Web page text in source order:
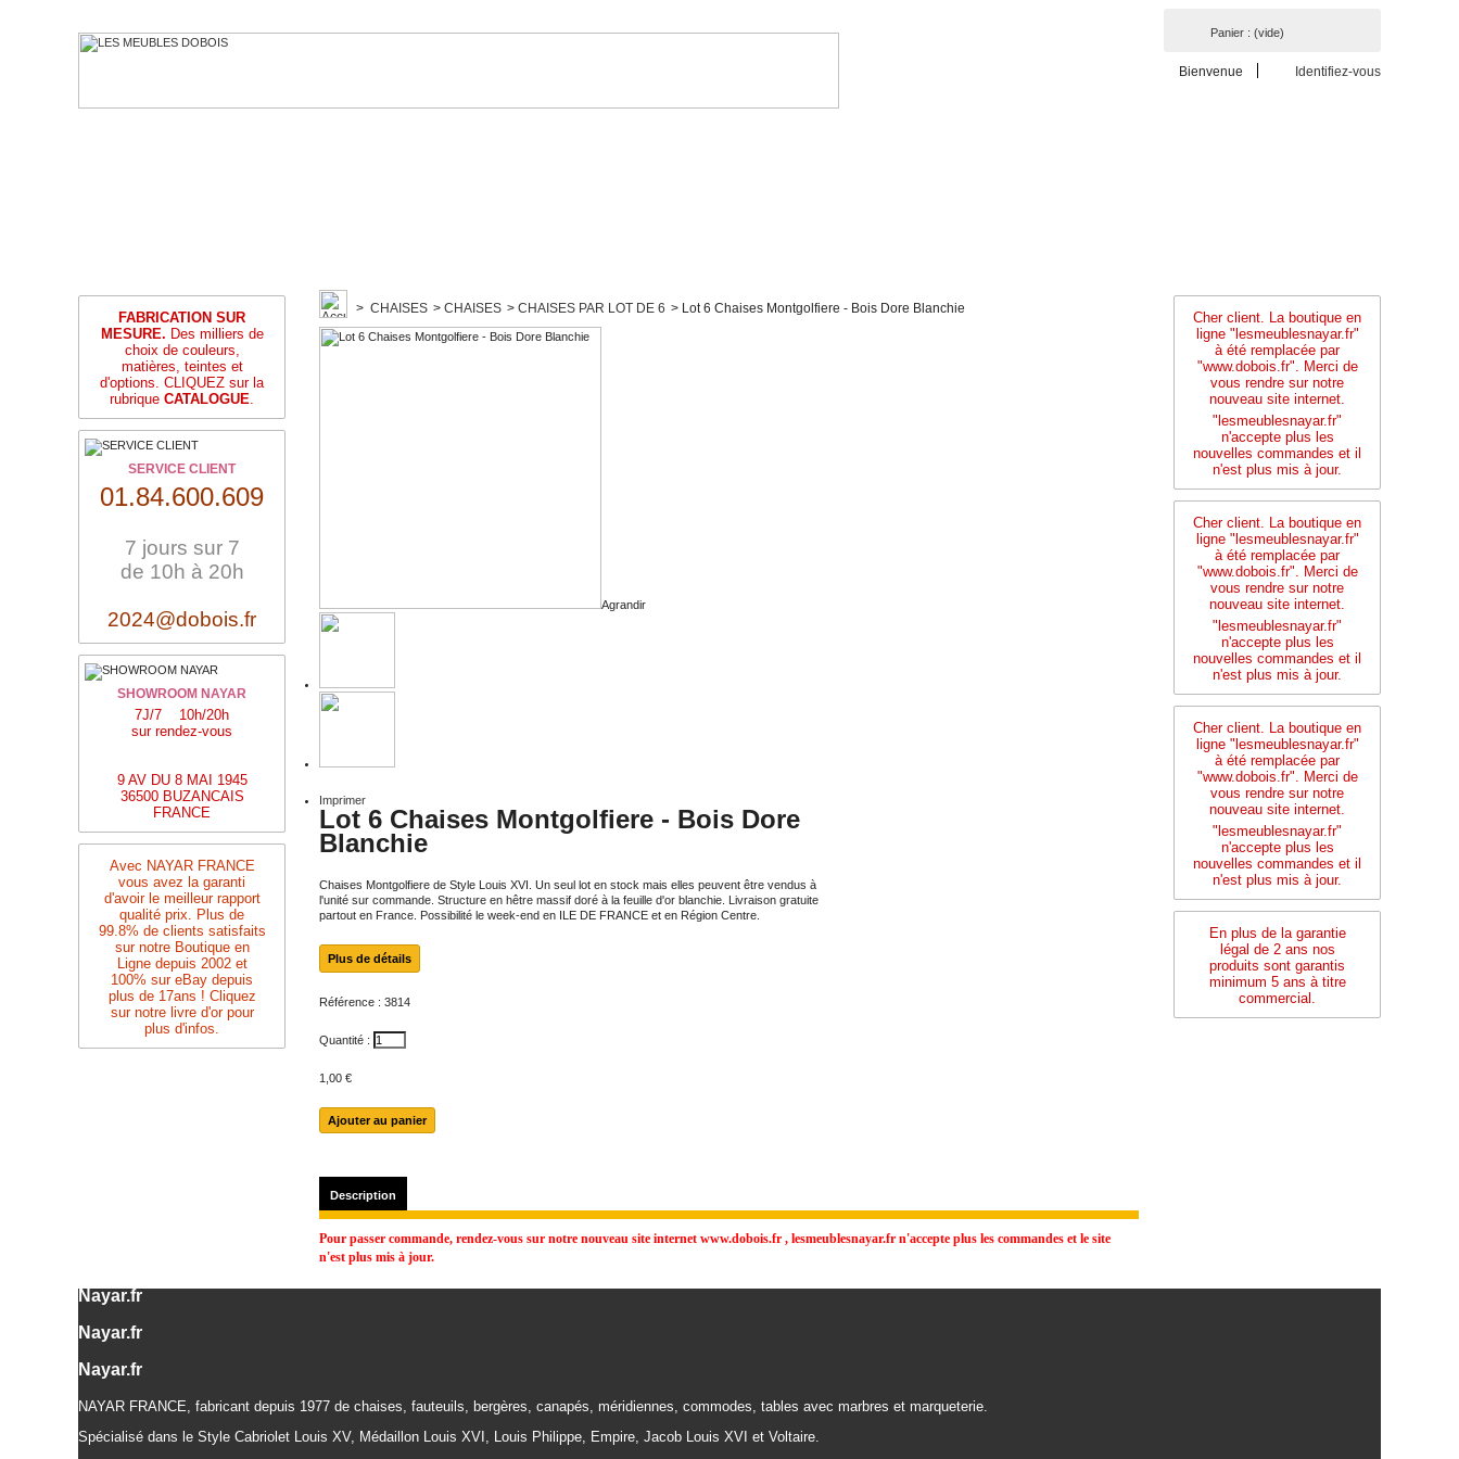
Panier : (vide)
Bienvenue Identifiez-vous
FABRICATION SUR
MESURE. Des milliers de
choix de couleurs,
matières, teintes et
d'options. CLIQUEZ sur la
rubrique CATALOGUE.
SERVICE CLIENT
01.84.600.609
7 jours sur 7
de 10h à 20h
2024@dobois.fr
SHOWROOM NAYAR
7J/7 10h/20h
sur rendez-vous
9 AV DU 8 MAI 1945
36500 BUZANCAIS
FRANCE
Avec NAYAR FRANCE
vous avez la garanti
d'avoir le meilleur rapport
qualité prix. Plus de
99.8% de clients satisfaits
sur notre Boutique en
Ligne depuis 2002 et
100% sur eBay depuis
plus de 17ans ! Cliquez
sur notre livre d'or pour
plus d'infos.
> CHAISES > CHAISES > CHAISES PAR LOT DE 6 > Lot 6 Chaises Montgolfiere - Bois Dore Blanchie
Agrandir
Imprimer
Lot 6 Chaises Montgolfiere - Bois Dore
Blanchie
Chaises Montgolfiere de Style Louis XVI. Un seul lot en stock mais elles peuvent être vendus à
l'unité sur commande. Structure en hêtre massif doré à la feuille d'or blanchie. Livraison gratuite
partout en France. Possibilité le week-end en ILE DE FRANCE et en Région Centre.
Plus de détails
Référence : 3814
Quantité :
1,00 €
Description
Pour passer commande, rendez-vous sur notre nouveau site internet www.dobois.fr , lesmeublesnayar.fr n'accepte plus les commandes et le site
n'est plus mis à jour.
Cher client. La boutique en
ligne "lesmeublesnayar.fr"
à été remplacée par
"www.dobois.fr". Merci de
vous rendre sur notre
nouveau site internet.
"lesmeublesnayar.fr"
n'accepte plus les
nouvelles commandes et il
n'est plus mis à jour.
Cher client. La boutique en
ligne "lesmeublesnayar.fr"
à été remplacée par
"www.dobois.fr". Merci de
vous rendre sur notre
nouveau site internet.
"lesmeublesnayar.fr"
n'accepte plus les
nouvelles commandes et il
n'est plus mis à jour.
Cher client. La boutique en
ligne "lesmeublesnayar.fr"
à été remplacée par
"www.dobois.fr". Merci de
vous rendre sur notre
nouveau site internet.
"lesmeublesnayar.fr"
n'accepte plus les
nouvelles commandes et il
n'est plus mis à jour.
En plus de la garantie
légal de 2 ans nos
produits sont garantis
minimum 5 ans à titre
commercial.
Nayar.fr
Nayar.fr
Nayar.fr
NAYAR FRANCE, fabricant depuis 1977 de chaises, fauteuils, bergères, canapés, méridiennes, commodes, tables avec marbres et marqueterie.
Spécialisé dans le Style Cabriolet Louis XV, Médaillon Louis XVI, Louis Philippe, Empire, Jacob Louis XVI et Voltaire.